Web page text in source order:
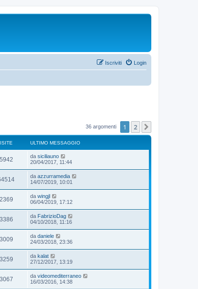
Login
Iscriviti
36 argomenti 1 2
ULTIMO MESSAGGIO
da siciliauno
20/04/2017, 11:44
da azzurramedia
14/07/2019, 10:01
da wingjl
06/04/2019, 17:12
da FabrizioDag
04/10/2018, 11:16
da daniele
24/03/2018, 23:36
da kalat
27/12/2017, 13:19
da videomediterraneo
16/03/2016, 14:38